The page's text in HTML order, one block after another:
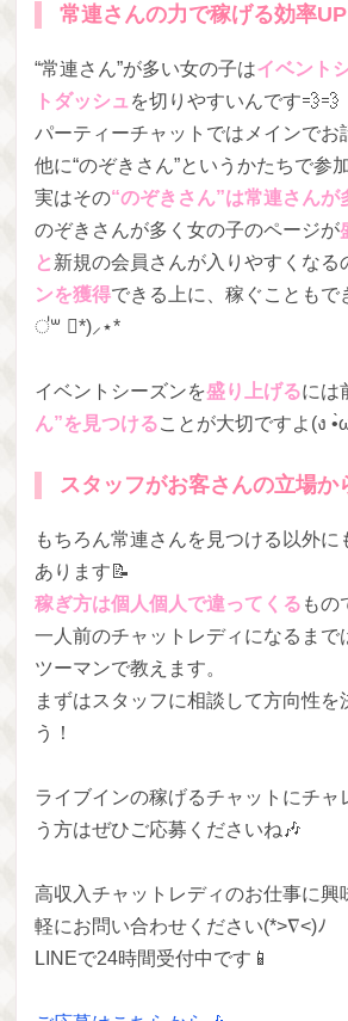
常連さんの力で稼げる効率UP
“常連さん”が多い女の子はイベント
トダッシュ を切りやすいんです💨💨
パーティーチャットではメインでお
他に“のぞきさん”というかたちで参
実はその“のぞきさん”は常連さんが
のぞきさんが多く女の子のページが
と 新規の会員さんが入りやすくなる
ンを獲得できる上に、稼ぐこともで
॑꒳ ॑*)⸝⋆*
イベントシーズンを盛り上げるには
ん”を見つけることが大切ですよ(ง
スタッフがお客さんの立場か
もちろん常連さんを見つける以外に
あります📝
稼ぎ方は個人個人で違ってくる もの
一人前のチャットレディになるまで
ツーマンで教えます。
まずはスタッフに相談して方向性を
う！
ライブインの稼げるチャットにチャ
う方はぜひご応募くださいね🎶
高収入チャットレディのお仕事に興
軽にお問い合わせください(*>∇<)ﾉ
LINEで24時間受付中です📱